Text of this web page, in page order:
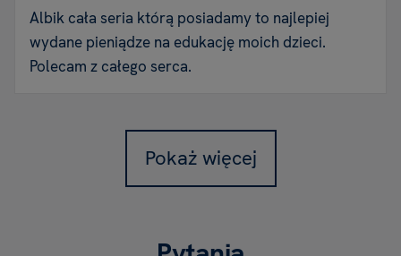
Albik cała seria którą posiadamy to najlepiej
wydane pieniądze na edukację moich dzieci.
Polecam z całego serca.
Pokaż więcej